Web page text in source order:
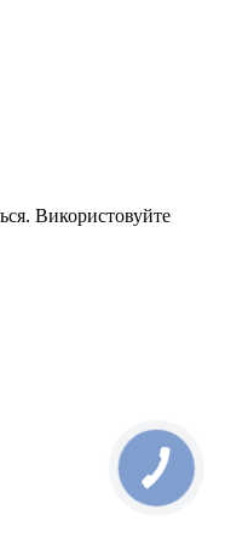
Використовуйте